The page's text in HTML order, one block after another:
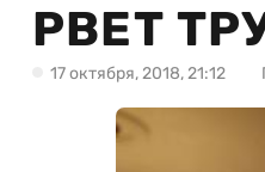
РВЕТ
17 октября, 2018, 21:12